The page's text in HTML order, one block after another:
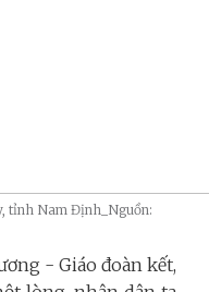
tỉnh Nam Định_Nguồn:
- Giáo đoàn kết,